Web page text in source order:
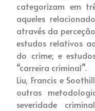
categorizam em
aqueles
através da
estudos relativos
do crime; e
“carreira criminal”.
Liu, Francis e
outras
severidade